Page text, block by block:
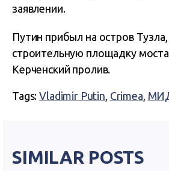
заявлении.
Путин прибыл на остров
строительную площадку
Керченский пролив.
Tags:Vladimir Putin Crimea
SIMILAR POSTS